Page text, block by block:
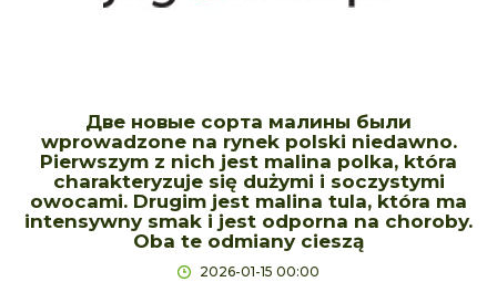
Две новые сорта малины были
wprowadzone na rynek polski niedawno.
Pierwszym z nich jest malina polka, która
charakteryzuje się dużymi i soczystymi
owocami. Drugim jest malina tula, która ma
intensywny smak i jest odporna na choroby.
Oba te odmiany cieszą
2026-01-15 00:00